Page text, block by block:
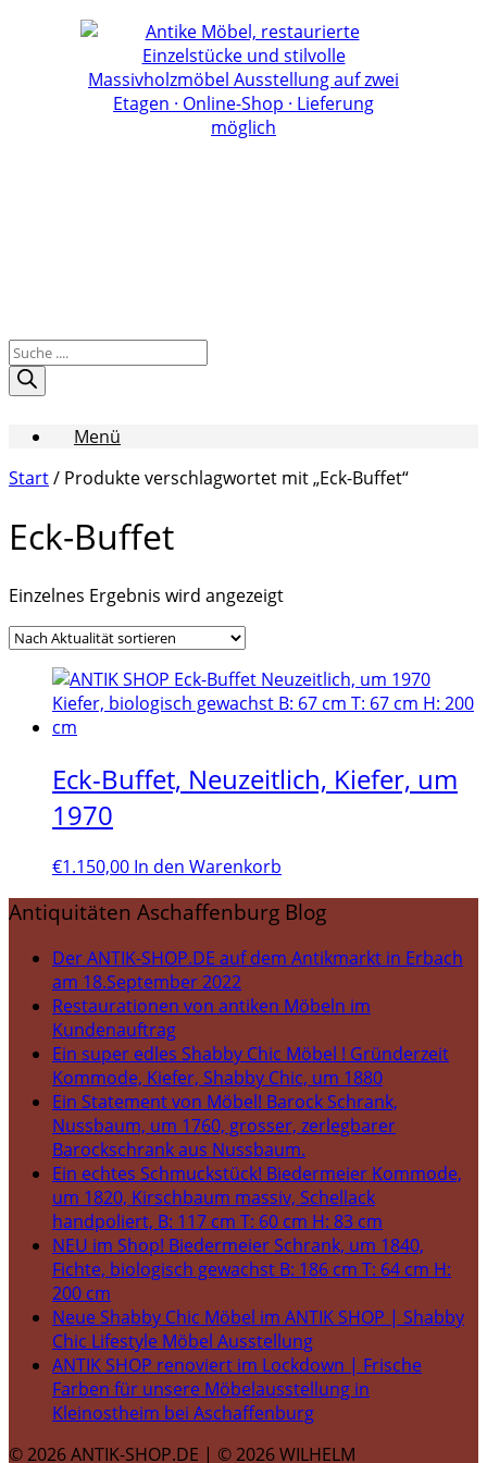
Products
search
Menü
Start/ Produkte verschlagwortet mit „Eck-Buffet“
Eck-Buffet
Einzelnes Ergebnis wird angezeigt
Eck-Buffet, Neuzeitlich, Kiefer, um
1970
€1.150,00 In den Warenkorb
Antiquitäten Aschaffenburg Blog
Der ANTIK-SHOP.DE auf dem Antikmarkt in Erbach
am 18.September 2022
Restaurationen von antiken Möbeln im
Kundenauftrag
Ein super edles Shabby Chic Möbel ! Gründerzeit
Kommode, Kiefer, Shabby Chic, um 1880
Ein Statement von Möbel! Barock Schrank,
Nussbaum, um 1760, grosser, zerlegbarer
Barockschrank aus Nussbaum.
Ein echtes Schmuckstück! Biedermeier Kommode,
um 1820, Kirschbaum massiv, Schellack
handpoliert, B: 117 cm T: 60 cm H: 83 cm
NEU im Shop! Biedermeier Schrank, um 1840,
Fichte, biologisch gewachst B: 186 cm T: 64 cm H:
200 cm
Neue Shabby Chic Möbel im ANTIK SHOP | Shabby
Chic Lifestyle Möbel Ausstellung
ANTIK SHOP renoviert im Lockdown | Frische
Farben für unsere Möbelausstellung in
Kleinostheim bei Aschaffenburg
© 2026 ANTIK-SHOP.DE | © 2026 WILHELM